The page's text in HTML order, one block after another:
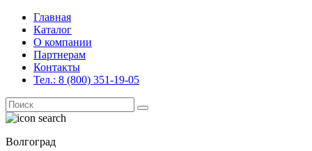
Главная
Каталог
О компании
Партнерам
Контакты
Тел.: 8 (800) 351-19-05
Поиск
for:
Волгоград